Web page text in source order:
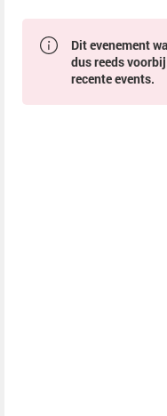
Dit evenement
dus reeds
recente events.